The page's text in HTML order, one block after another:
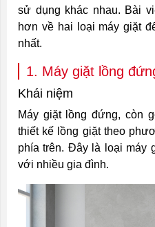
sử dụng khác nhau. Bài
hơn về hai loại máy giặt
nhất.
1. Máy giặt lồng
Khái niệm
Máy giặt lồng đứng, còn
thiết kế lồng giặt theo
phía trên. Đây là loại máy
với nhiều gia đình.